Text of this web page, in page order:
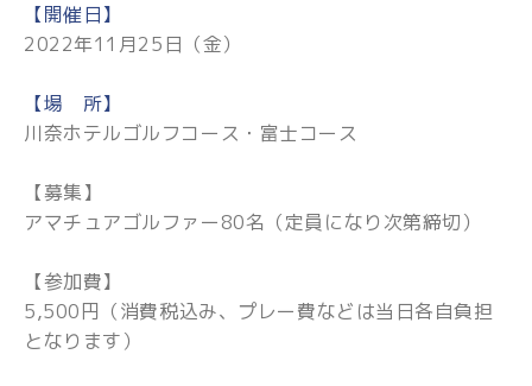
【開催日】
2022年11月25日（金）
【場 所】
川奈ホテルゴルフコース・富士コース
【募集】
アマチュアゴルファー80名（定員になり次第締切）
【参加費】
5,500円（消費税込み、プレー費などは当日各自負担
となります）